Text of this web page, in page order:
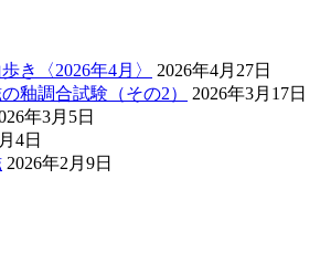
き〈2026年4月〉
2026年4月27日
釉調合試験（その2）
2026年3月17日
年3月5日
4日
2026年2月9日